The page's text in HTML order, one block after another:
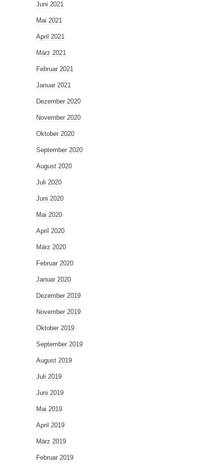
Juni 2021
Mai 2021
April 2021
März 2021
Februar 2021
Januar 2021
Dezember 2020
November 2020
Oktober 2020
September 2020
August 2020
Juli 2020
Juni 2020
Mai 2020
April 2020
März 2020
Februar 2020
Januar 2020
Dezember 2019
November 2019
Oktober 2019
September 2019
August 2019
Juli 2019
Juni 2019
Mai 2019
April 2019
März 2019
Februar 2019